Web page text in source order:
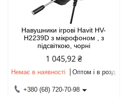
Навушники ігрові Havit HV-
H2239D з мікрофоном , з
підсвіткою, чорні
1 045,92 ₴
Немає в наявності Оптом і в роздріб
+380 (68) 720-70-98